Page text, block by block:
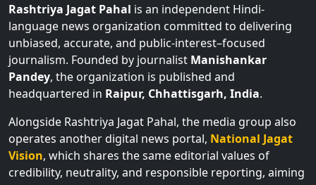
Rashtriya Jagat Pahal is an independent Hindi-
language news organization committed to delivering
unbiased, accurate, and public-interest–focused
journalism. Founded by journalist Manishankar
Pandey, the organization is published and
headquartered in Raipur, Chhattisgarh, India.
Alongside Rashtriya Jagat Pahal, the media group also
operates another digital news portal, National Jagat
Vision, which shares the same editorial values of
credibility, neutrality, and responsible reporting, aiming